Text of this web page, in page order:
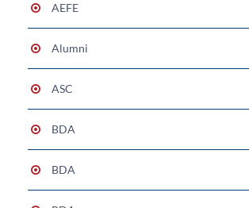
AEFE
Alumni
ASC
BDA
BDA